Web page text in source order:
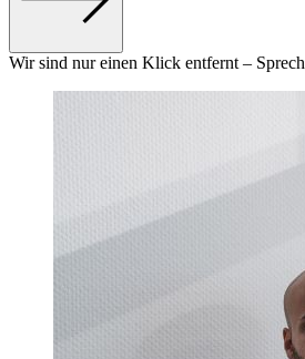
Wir sind nur einen Klick entfernt –